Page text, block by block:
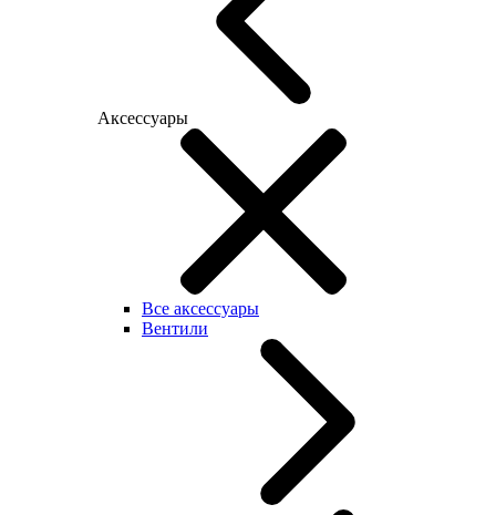
Аксессуары
Все аксессуары
Вентили